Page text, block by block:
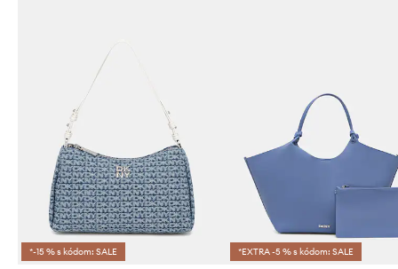
*-15 % s kódom: SALE *EXTRA -5 % s kódom: SALE